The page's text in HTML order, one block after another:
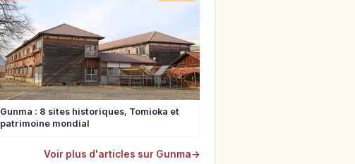
Gunma : 8 sites historiques, Tomioka et
patrimoine mondial
Voir plus d'articles sur Gunma→